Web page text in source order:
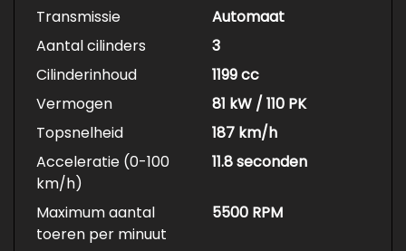
Transmissie
Automaat
Aantal cilinders
3
Cilinderinhoud
1199 cc
Vermogen
81 kW / 110 PK
Topsnelheid
187 km/h
Acceleratie (0-100
km/h)
11.8 seconden
Maximum aantal
toeren per minuut
5500 RPM